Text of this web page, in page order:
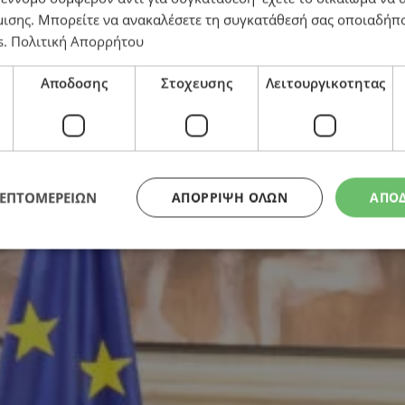
5 Ε/κ όμηροι και το Κυπριακό – Επίσκεψη στο
. Μπορείτε να ανακαλέσετε τη συγκατάθεσή σας
. Πολιτική Απορρήτου
Αποδοσης Στοχευσης Λειτουργικοτητας
ΑΠΌΡΡΙΨΗ ΌΛΩΝ